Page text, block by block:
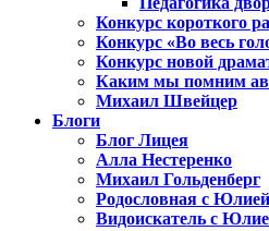
Конкурс короткого
Конкурс «Во весь
Конкурс новой
Каким мы помним
Михаил Швейцер
Блоги
Блог Лицея
Алла Нестеренко
Михаил Гольденберг
Родословная с
Видоискатель с